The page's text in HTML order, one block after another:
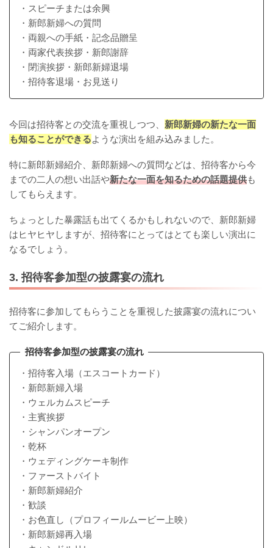
・スピーチまたは余興
・新郎新婦への質問
・両親への手紙・記念品贈呈
・両家代表挨拶・新郎謝辞
・閉演挨拶・新郎新婦退場
・招待客退場・お見送り
今回は招待客との交流を重視しつつ、 新郎新婦の新たな一面
も知ることができるような演出を組み込みました。
特に新郎新婦紹介、新郎新婦への質問などは、招待客から今
までの二人の想い出話や新たな一面を知るための話題提供も
してもらえます。
ちょっとした暴露話も出てくるかもしれないので、新郎新婦
はヒヤヒヤしますが、招待客にとってはとても楽しい演出に
なるでしょう。
3. 招待客参加型の披露宴の流れ
招待客に参加してもらうことを重視した披露宴の流れについ
てご紹介します。
招待客参加型の披露宴の流れ
・招待客入場（エスコートカード）
・新郎新婦入場
・ウェルカムスピーチ
・主賓挨拶
・シャンパンオープン
・乾杯
・ウェディングケーキ制作
・ファーストバイト
・新郎新婦紹介
・歓談
・お色直し（プロフィールムービー上映）
・新郎新婦再入場